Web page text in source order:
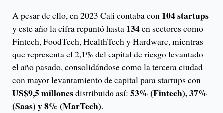
A pesar de ello, en 2023 Cali contaba con 104 startups
y este año la cifra repuntó hasta 134en sectores como
Fintech, FoodTech, HealthTech y Hardware, mientras
que representa el 2,1% del capital de riesgo levantado
el año pasado, consolidándose como la tercera ciudad
con mayor levantamiento de capital para startups con
US$9,5 millonesdistribuido así: 53% (Fintech), 37%
(Saas) y 8% (MarTech).